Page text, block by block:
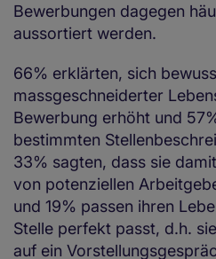
Bewerbungen dagegen
aussortiert werden.
66% erklärten, sich
massgeschneiderter
Bewerbung erhöht und
bestimmten
33% sagten, dass sie
von potenziellen
und 19% passen ihren
Stelle perfekt passt, d.h.
auf ein